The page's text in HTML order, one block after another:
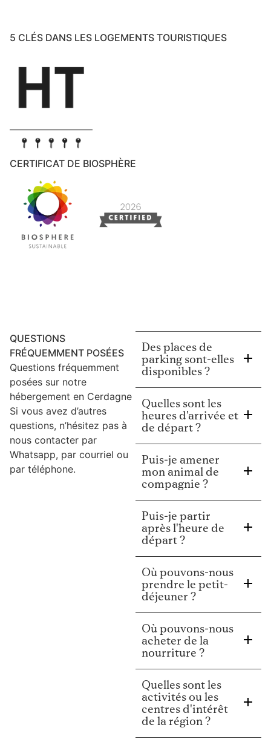
5 CLÉS DANS LES LOGEMENTS TOURISTIQUES
CERTIFICAT DE BIOSPHÈRE
QUESTIONS
FRÉQUEMMENT POSÉES
Questions fréquemment
posées sur notre
hébergement en Cerdagne
Si vous avez d’autres
questions, n’hésitez pas à
nous contacter par
Whatsapp, par courriel ou
par téléphone.
Des places de
parking sont-elles
disponibles ?
Quelles sont les
heures d'arrivée et
de départ ?
Puis-je amener
mon animal de
compagnie ?
Puis-je partir
après l'heure de
départ ?
Où pouvons-nous
prendre le petit-
déjeuner ?
Où pouvons-nous
acheter de la
nourriture ?
Quelles sont les
activités ou les
centres d'intérêt
de la région ?